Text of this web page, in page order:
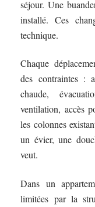
séjour. Une
installé. Ces
technique.
Chaque
des contraintes :
chaude,
ventilation, accès
les colonnes
un évier, une
veut.
Dans un
limitées par la